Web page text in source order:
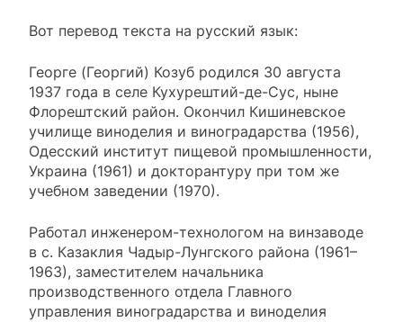
Вот перевод текста на русский язык:
Георге (Георгий) Козуб родился 30 августа
1937 года в селе Кухурештий-де-Сус, ныне
Флорештский район. Окончил Кишиневское
училище виноделия и виноградарства (1956),
Одесский институт пищевой промышленности,
Украина (1961) и докторантуру при том же
учебном заведении (1970).
Работал инженером-технологом на винзаводе
в с. Казаклия Чадыр-Лунгского района (1961–
1963), заместителем начальника
производственного отдела Главного
управления виноградарства и виноделия